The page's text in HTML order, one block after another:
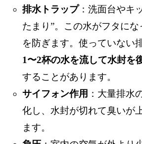
排水トラップ：洗面台やキ
たまり”。この水がフタに
を防ぎます。使っていない
1〜2杯の水を流して水封を
することがあります。
サイフォン作用 ：大量排水
化し、水封が切れて臭いが
ます。